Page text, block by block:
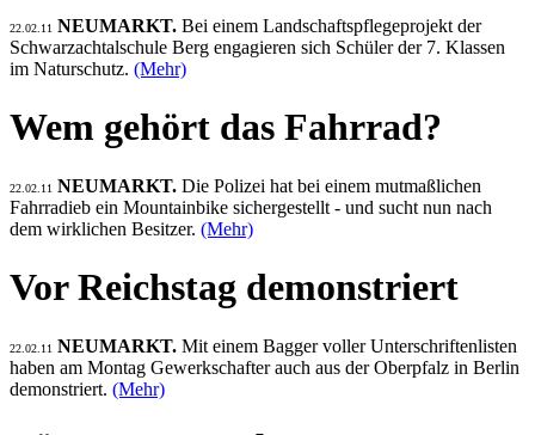
22.02.11 NEUMARKT. Bei einem Landschaftspflegeprojekt der
Schwarzachtalschule Berg engagieren sich Schüler der 7. Klassen
im Naturschutz. (Mehr)
Wem gehört das Fahrrad?
22.02.11 NEUMARKT. Die Polizei hat bei einem mutmaßlichen
Fahrradieb ein Mountainbike sichergestellt - und sucht nun nach
dem wirklichen Besitzer. (Mehr)
Vor Reichstag demonstriert
22.02.11 NEUMARKT. Mit einem Bagger voller Unterschriftenlisten
haben am Montag Gewerkschafter auch aus der Oberpfalz in Berlin
demonstriert. (Mehr)